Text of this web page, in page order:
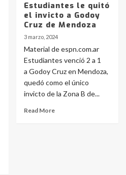
Estudiantes le quitó
el invicto a Godoy
Cruz de Mendoza
3 marzo, 2024
Material de espn.com.ar
Estudiantes venció 2 a 1
a Godoy Cruz en Mendoza,
quedó como el único
invicto de la Zona B de...
Read More